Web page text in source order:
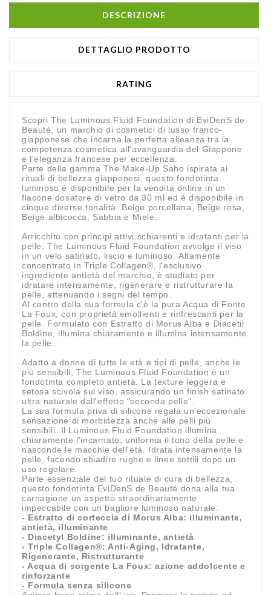
DESCRIZIONE
DETTAGLIO PRODOTTO
RATING
Scopri The Luminous Fluid Foundation di EviDenS de
Beauté, un marchio di cosmetici di lusso franco-
giapponese che incarna la perfetta alleanza tra la
competenza cosmetica all'avanguardia del Giappone
e l'eleganza francese per eccellenza.
Parte della gamma The Make-Up Saho ispirata ai
rituali di bellezza giapponesi, questo fondotinta
luminoso è disponibile per la vendita online in un
flacone dosatore di vetro da 30 ml ed è disponibile in
cinque diverse tonalità: Beige porcellana, Beige rosa,
Beige albicocca, Sabbia e Miele.
Arricchito con principi attivi schiarenti e idratanti per la
pelle, The Luminous Fluid Foundation avvolge il viso
in un velo satinato, liscio e luminoso. Altamente
concentrato in Triple Collagen®, l'esclusivo
ingrediente antietà del marchio, è studiato per
idratare intensamente, rigenerare e ristrutturare la
pelle, attenuando i segni del tempo.
Al centro della sua formula c'è la pura Acqua di Fonte
La Foux, con proprietà emollienti e rinfrescanti per la
pelle. Formulato con Estratto di Morus Alba e Diacetil
Boldine, illumina chiaramente e illumina intensamente
la pelle.
Adatto a donne di tutte le età e tipi di pelle, anche le
più sensibili, The Luminous Fluid Foundation è un
fondotinta completo antietà. La texture leggera e
setosa scivola sul viso, assicurando un finish satinato
ultra naturale dall'effetto "seconda pelle".
La sua formula priva di silicone regala un'eccezionale
sensazione di morbidezza anche alle pelli più
sensibili. Il Luminous Fluid Foundation illumina
chiaramente l'incarnato, uniforma il tono della pelle e
nasconde le macchie dell'età. Idrata intensamente la
pelle, facendo sbiadire rughe e linee sottili dopo un
uso regolare.
Parte essenziale del tuo rituale di cura di bellezza,
questo fondotinta EviDenS de Beauté dona alla tua
carnagione un aspetto straordinariamente
impeccabile con un bagliore luminoso naturale.
- Estratto di corteccia di Morus Alba: illuminante,
antietà, illuminante
- Diacetyl Boldine: illuminante, antietà
- Triple Collagen®: Anti-Aging, Idratante,
Rigenerante, Ristrutturante
- Acqua di sorgente La Foux: azione addolcente e
rinforzante
- Formula senza silicone